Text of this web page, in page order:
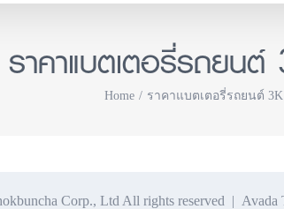
ราคาแบตเตอรี่รถยนต์
Home ราคาแบตเตอรี่รถยนต์ 3K
Corp., Ltd All rights reserved | Avada